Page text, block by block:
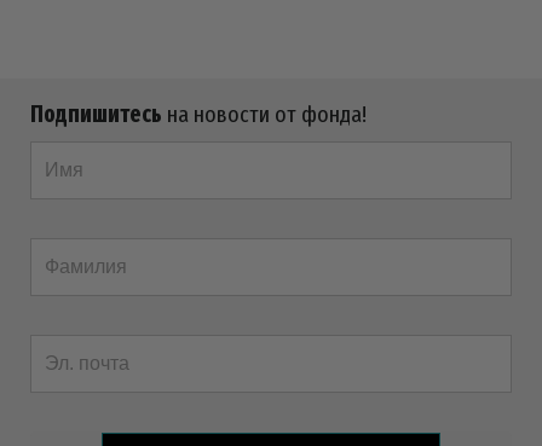
Подпишитесь на новости от фонда!